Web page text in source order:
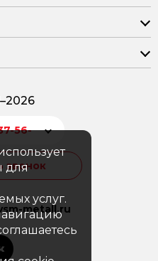
56-
звонок
metall.ru
для
услуг.